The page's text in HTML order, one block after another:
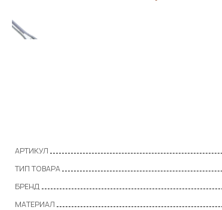
АРТИКУЛ
ТИП ТОВАРА
БРЕНД
МАТЕРИАЛ